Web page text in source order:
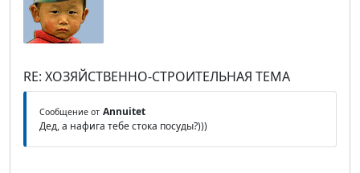
RE: ХОЗЯЙСТВЕННО-СТРОИТЕЛЬНАЯ ТЕМА
Сообщение от Annuitet
Дед, а нафига тебе стока посуды?)))